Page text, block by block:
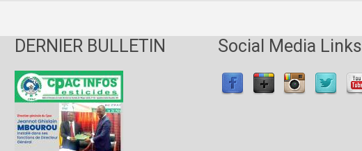
DERNIER BULLETIN Social Media Links